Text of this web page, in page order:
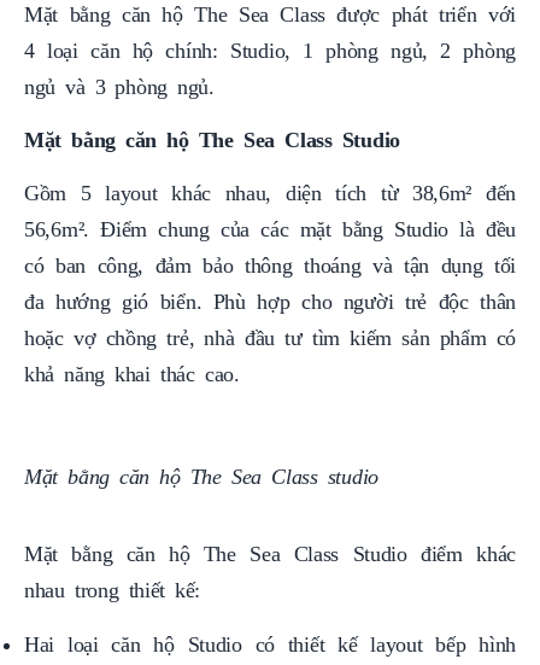
Mặt bằng căn hộ The Sea Class được phát triển với
4 loại căn hộ chính: Studio, 1 phòng ngủ, 2 phòng
ngủ và 3 phòng ngủ.
Mặt bằng căn hộ The Sea Class Studio
Gồm 5 layout khác nhau, diện tích từ 38,6m² đến
56,6m². Điểm chung của các mặt bằng Studio là đều
có ban công, đảm bảo thông thoáng và tận dụng tối
đa hướng gió biển. Phù hợp cho người trẻ độc thân
hoặc vợ chồng trẻ, nhà đầu tư tìm kiếm sản phẩm có
khả năng khai thác cao.
Mặt bằng căn hộ The Sea Class studio
Mặt bằng căn hộ The Sea Class Studio điểm khác
nhau trong thiết kế:
Hai loại căn hộ Studio có thiết kế layout bếp hình